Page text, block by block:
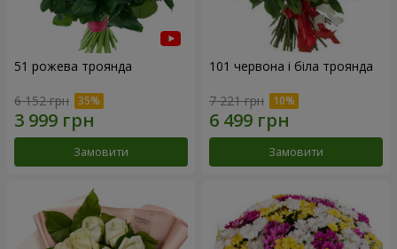
51 рожева троянда
6 152 грн
Замовити
101 червона і біла троянда
7 221 грн
Замовити